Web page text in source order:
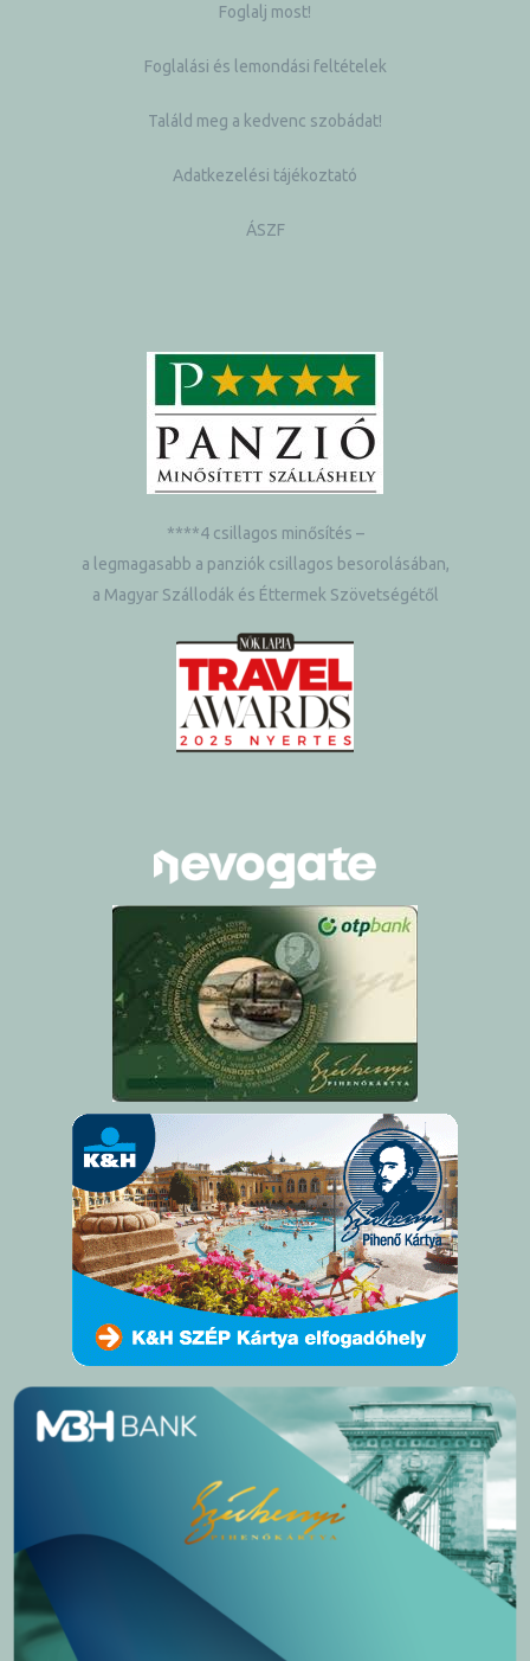
Foglalj most!
Foglalási és lemondási feltételek
Találd meg a kedvenc szobádat!
Adatkezelési tájékoztató
ÁSZF
****4 csillagos minősítés –
a legmagasabb a panziók csillagos besorolásában,
a Magyar Szállodák és Éttermek Szövetségétől